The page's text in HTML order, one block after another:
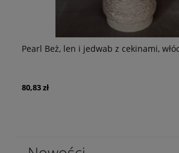
Pearl Beż, len i jedwab z cekinami,
80,83 zł